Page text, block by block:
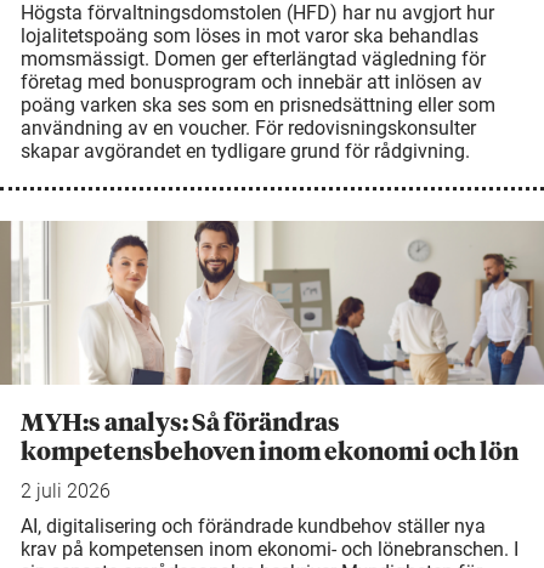
Högsta förvaltningsdomstolen (HFD) har nu avgjort hur
lojalitetspoäng som löses in mot varor ska behandlas
momsmässigt. Domen ger efterlängtad vägledning för
företag med bonusprogram och innebär att inlösen av
poäng varken ska ses som en prisnedsättning eller som
användning av en voucher. För redovisningskonsulter
skapar avgörandet en tydligare grund för rådgivning.
MYH:s analys: Så förändras
kompetensbehoven inom ekonomi och lön
2 juli 2026
AI, digitalisering och förändrade kundbehov ställer nya
krav på kompetensen inom ekonomi- och lönebranschen. I